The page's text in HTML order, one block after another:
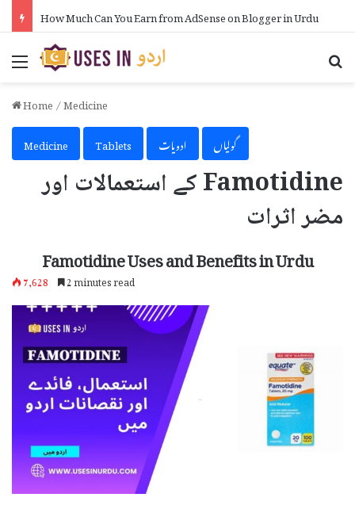
How Much Can You Earn from AdSense on Blogger in Urdu
Menu
Home/Medicine
Medicine
Tablets ادویات گولیاں
Famotidine کے استعمالات اور
مضر اثرات
Famotidine Uses and Benefits in Urdu
7,628 2 minutes read